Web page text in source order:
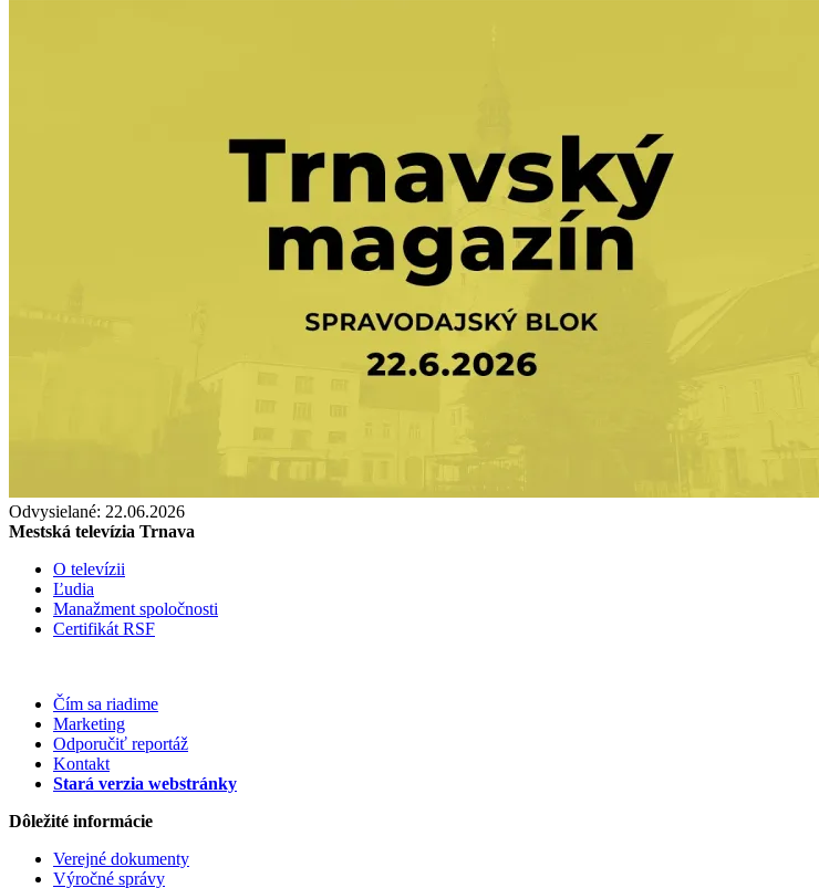
Odvysielané: 22.06.2026
Mestská televízia Trnava
O televízii
Ľudia
Manažment spoločnosti
Certifikát RSF
Čím sa riadime
Marketing
Odporučiť reportáž
Kontakt
Stará verzia webstránky
Dôležité informácie
Verejné dokumenty
Výročné správy